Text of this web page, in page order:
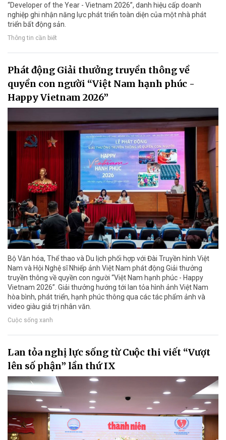
“Developer of the Year - Vietnam 2026”, danh hiệu cấp doanh
nghiệp ghi nhận năng lực phát triển toàn diện của một nhà phát
triển bất động sản.
Thông tin cần biết
Phát động Giải thưởng truyền thông về
quyền con người “Việt Nam hạnh phúc -
Happy Vietnam 2026”
Bộ Văn hóa, Thể thao và Du lịch phối hợp với Đài Truyền hình Việt
Nam và Hội Nghệ sĩ Nhiếp ảnh Việt Nam phát động Giải thưởng
truyền thông về quyền con người “Việt Nam hạnh phúc - Happy
Vietnam 2026”. Giải thưởng hướng tới lan tỏa hình ảnh Việt Nam
hòa bình, phát triển, hạnh phúc thông qua các tác phẩm ảnh và
video giàu giá trị nhân văn.
Cuộc sống xanh
Lan tỏa nghị lực sống từ Cuộc thi viết “Vượt
lên số phận” lần thứ IX